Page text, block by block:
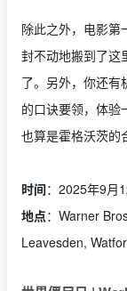
除此之外，电影第
封不动地搬到了这
了。另外，你还有
的口诀要领，体验
也算是霍格沃茨的
时间：2025年9月
地点：Warner
Leavesden,